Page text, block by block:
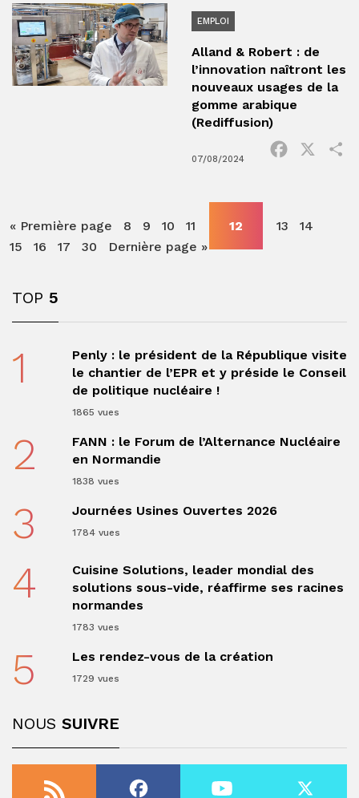
EMPLOI
Alland & Robert : de
l’innovation naîtront les
nouveaux usages de la
gomme arabique
(Rediffusion)
07/08/2024
Facebook
« Première page 8 9 10 11 12 13
14
15
16 17 30 Dernière page »
TOP 5
1
Penly : le président de la République visite
le chantier de l’EPR et y préside le Conseil
de politique nucléaire !
1865 vues
2
FANN : le Forum de l’Alternance Nucléaire
en Normandie
1838 vues
3 Journées Usines Ouvertes 2026
1784 vues
4
Cuisine Solutions, leader mondial des
solutions sous-vide, réaffirme ses racines
normandes
1783 vues
5 Les rendez-vous de la création
1729 vues
NOUS SUIVRE